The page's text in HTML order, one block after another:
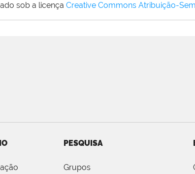
sob a licença Creative Commons Atribuição-
PESQUISA
Grupos